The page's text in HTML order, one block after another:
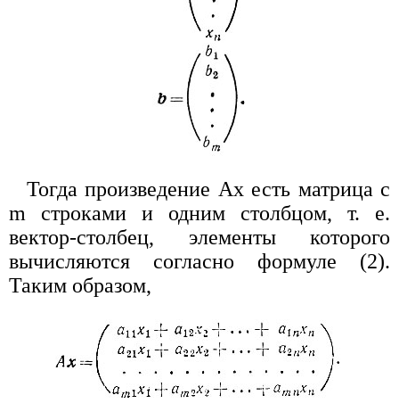
Тогда произведение Ах есть матрица с
m строками и одним столбцом, т. е.
вектор-столбец, элементы которого
вычисляются согласно формуле (2).
Таким образом,